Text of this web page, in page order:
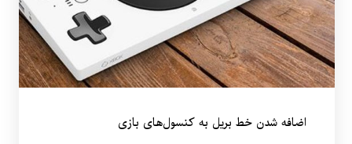
اضافه شدن خط بریل به کنسول‌های بازی